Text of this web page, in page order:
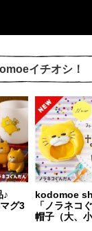
イチオシ！
♪
グ3
kodomoe
「ノラネコ
帽子（大、